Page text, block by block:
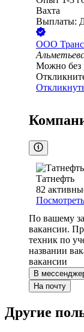
Вахта
Выплаты:
ООО
Можно без
Татнефть
82
Посмотреть
По вашему
вакансии.
техник по
названии
вакансии
В
На почту
Другие